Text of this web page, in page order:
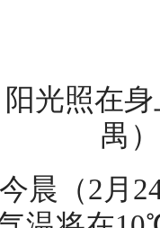
光照在
禺）
晨（2月